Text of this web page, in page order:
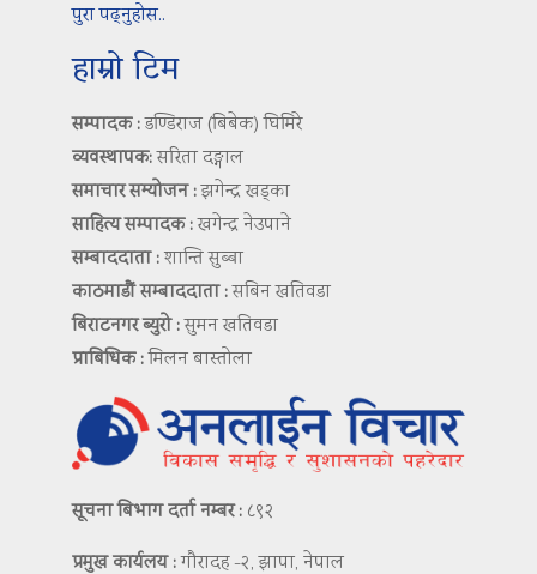
पुरा पढ्नुहोस..
हाम्रो टिम
सम्पादक :डण्डिराज (बिबेक) घिमिरे
व्यवस्थापक:सरिता दङ्गाल
समाचार सम्योजन :झगेन्द्र खड्का
साहित्य सम्पादक :खगेन्द्र नेउपाने
सम्बाददाता :शान्ति सुब्बा
काठमाडौं सम्बाददाता :सबिन खतिवडा
बिराटनगर ब्युरो :सुमन खतिवडा
प्राबिधिक :मिलन बास्तोला
सूचना बिभाग दर्ता नम्बर : ८९२
प्रमुख कार्यलय :गौरादह -२, झापा, नेपाल